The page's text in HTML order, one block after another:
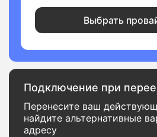
Выбрать
Подключение при
Перенесите ваш
найдите альтернативные
адресу